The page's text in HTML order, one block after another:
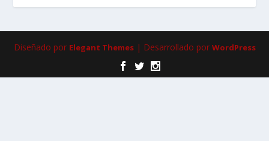
Diseñado por Elegant Themes| Desarrollado por WordPress